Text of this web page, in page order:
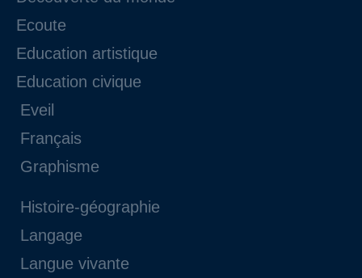
Ecoute
Education artistique
Education civique
Eveil
Français
Graphisme
Histoire-géographie
Langage
Langue vivante